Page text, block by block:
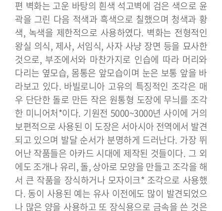
편 벽화는 고운 바탕의 흰색 석고벽에 검은 색으로 윤
곽을 그린 다음 적색과 흑색으로 칠했으며 청색과 황
색, 녹색을 제한적으로 사용하였다. 벽화는 전형적인
왕실 의식, 제사, 서임식, 사자 사냥 장면 등을 묘사한
것으로, 부조에서와 마찬가지로 인습에 따라 머리와
다리는 옆모습, 몸통은 앞모습이며 눈은 보통 앞을 바
라보고 있다. 바빌로니아 고유의 특징적인 조각은 매
우 단단한 돌로 만든 작은 원통형 도장에 무늬를 조각
한 미니어처*이다. 기원전 5000~3000년 사이에 거의
보편적으로 사용된 이 도장은 서아시아 전역에서 발견
되고 있으며 발달 순서가 분명하게 드러난다. 가장 뛰
어난 작품들은 아카드 시대에 제작된 것들이다. 그 외
에도 조개나 유리, 돌, 상아로 모양을 만들고 조각을 해
서 큰 작품을 장식하거나 모자이크* 조각으로 사용했
다. 동이 사용된 예는 유사 이전에도 많이 발견되었으
나 많은 양을 사용하고 또 장식용으로 금속을 쓴 것은